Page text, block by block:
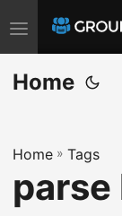
T
o
g
e
n
a
Home
Home » Tags